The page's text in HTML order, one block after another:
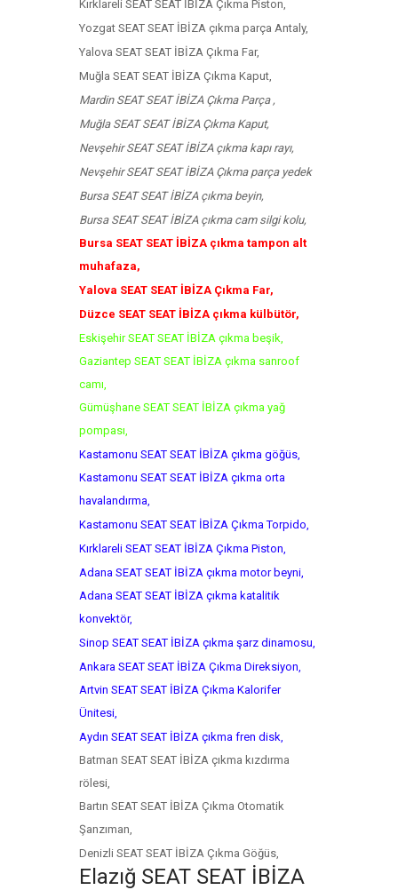
Kırklareli SEAT SEAT İBİZA Çıkma Piston,
Yozgat SEAT SEAT İBİZA çıkma parça Antaly,
Yalova SEAT SEAT İBİZA Çıkma Far,
Muğla SEAT SEAT İBİZA Çıkma Kaput,
Mardin SEAT SEAT İBİZA Çıkma Parça ,
Muğla SEAT SEAT İBİZA Çıkma Kaput,
Nevşehir SEAT SEAT İBİZA çıkma kapı rayı,
Nevşehir SEAT SEAT İBİZA Çıkma parça yedek
Bursa SEAT SEAT İBİZA çıkma beyin,
Bursa SEAT SEAT İBİZA çıkma cam silgi kolu,
Bursa SEAT SEAT İBİZA çıkma tampon alt
muhafaza,
Yalova SEAT SEAT İBİZA Çıkma Far,
Düzce SEAT SEAT İBİZA çıkma külbütör,
Eskişehir SEAT SEAT İBİZA çıkma beşik,
Gaziantep SEAT SEAT İBİZA çıkma sanroof
camı,
Gümüşhane SEAT SEAT İBİZA çıkma yağ
pompası,
Kastamonu SEAT SEAT İBİZA çıkma göğüs,
Kastamonu SEAT SEAT İBİZA çıkma orta
havalandırma,
Kastamonu SEAT SEAT İBİZA Çıkma Torpido,
Kırklareli SEAT SEAT İBİZA Çıkma Piston,
Adana SEAT SEAT İBİZA çıkma motor beyni,
Adana SEAT SEAT İBİZA çıkma katalitik
konvektör,
Sinop SEAT SEAT İBİZA çıkma şarz dinamosu,
Ankara SEAT SEAT İBİZA Çıkma Direksiyon,
Artvin SEAT SEAT İBİZA Çıkma Kalorifer
Ünitesi,
Aydın SEAT SEAT İBİZA çıkma fren disk,
Batman SEAT SEAT İBİZA çıkma kızdırma
rölesi,
Bartın SEAT SEAT İBİZA Çıkma Otomatik
Şanzıman,
Denizli SEAT SEAT İBİZA Çıkma Göğüs,
Elazığ SEAT SEAT İBİZA